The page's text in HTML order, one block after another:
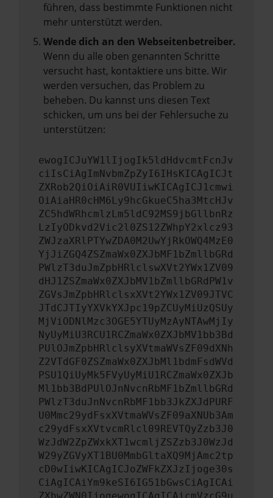
führen, dass bestimmte Funktionen nicht
mehr unterstützt werden.
Wende dich an den Webseitenbetreiber.
Wenn du alle oben genannten Schritte
versucht hast, kontaktiere uns bitte. Wir
werden versuchen, das Problem zu
beheben. Du kannst uns diesen Text
schicken, um uns bei der Fehlersuche zu
unterstützen:
ewogICJuYW1lIjogIk5ldHdvcmtFcnJv
ciIsCiAgImNvbmZpZyI6IHsKICAgICJt
ZXRob2QiOiAiR0VUIiwKICAgICJ1cmwi
OiAiaHR0cHM6Ly9hcGkueC5ha3MtcHJv
ZC5hdWRhcmlzLm5ldC92MS9jbGllbnRz
LzIyODkvd2Vic2l0ZS12ZWhpY2xlcz93
ZWJzaXRlPTYwZDA0M2UwYjRkOWQ4MzE0
YjJiZGQ4ZSZmaWx0ZXJbMF1bZmllbGRd
PWlzT3duJmZpbHRlclswXVt2YWx1ZV09
dHJ1ZSZmaWx0ZXJbMV1bZmllbGRdPW1v
ZGVsJmZpbHRlclsxXVt2YWx1ZV09JTVC
JTdCJTIyYXVkYXJpc19pZCUyMiUzQSUy
MjViODNlMzc3OGE5YTUyMzAyNTAwMjIy
NyUyMiU3RCU1RCZmaWx0ZXJbMV1bb3Bd
PUlOJmZpbHRlclsyXVtmaWVsZF09dXNh
Z2VTdGF0ZSZmaWx0ZXJbMl1bdmFsdWVd
PSU1QiUyMk5FVyUyMiU1RCZmaWx0ZXJb
Ml1bb3BdPUlOJnNvcnRbMF1bZmllbGRd
PWlzT3duJnNvcnRbMF1bb3JkZXJdPURF
U0Mmc29ydFsxXVtmaWVsZF09aXNUb3Am
c29ydFsxXVtvcmRlcl09REVTQyZzb3J0
WzJdW2ZpZWxkXT1wcmljZSZzb3J0WzJd
W29yZGVyXT1BU0MmbGltaXQ9MjAmc2tp
cD0wIiwKICAgICJoZWFkZXJzIjoge30s
CiAgICAiYm9keSI6IG51bGwsCiAgICAi